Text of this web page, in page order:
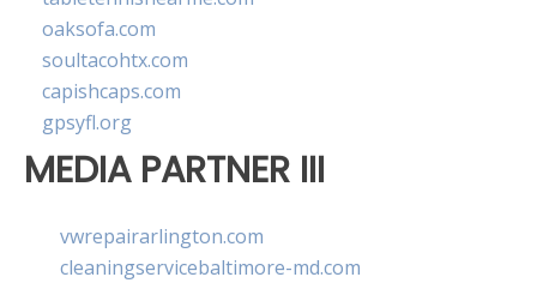
oaksofa.com
soultacohtx.com
capishcaps.com
gpsyfl.org
MEDIA PARTNER III
vwrepairarlington.com
cleaningservicebaltimore-md.com